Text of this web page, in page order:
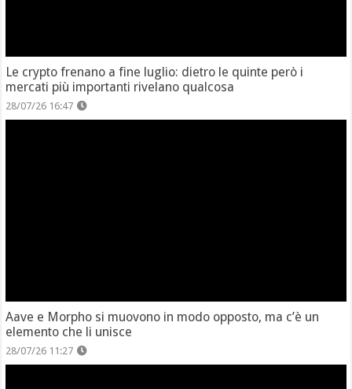
Le crypto frenano a fine luglio: dietro le quinte però i
mercati più importanti rivelano qualcosa
28/07/26 16:47
Aave e Morpho si muovono in modo opposto, ma c’è un
elemento che li unisce
28/07/26 11:27